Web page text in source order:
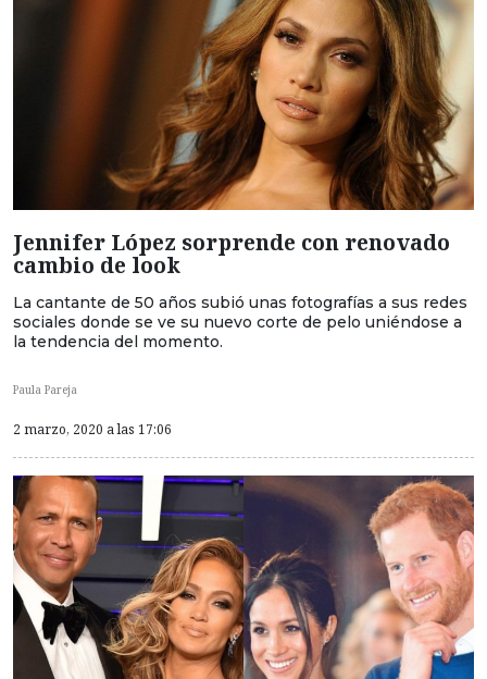
Jennifer López sorprende con renovado
cambio de look
La cantante de 50 años subió unas fotografías a sus redes
sociales donde se ve su nuevo corte de pelo uniéndose a
la tendencia del momento.
Paula Pareja
2 marzo, 2020 a las 17:06